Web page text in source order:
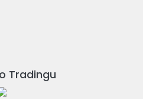
Tradingu